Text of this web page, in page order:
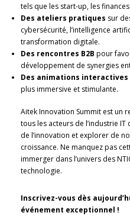
tels que les start-up, les
Des ateliers pratiques sur
cybersécurité, l’intelligence
transformation digitale.
Des rencontres B2B pour
développement de synergies
Des animations interactives
plus immersive et stimulante.
Aitek Innovation Summit est un
tous les acteurs de l’industrie
de l’innovation et explorer de
croissance. Ne manquez pas
immerger dans l’univers des
technologie.
Inscrivez-vous dès
événement exceptionnel !